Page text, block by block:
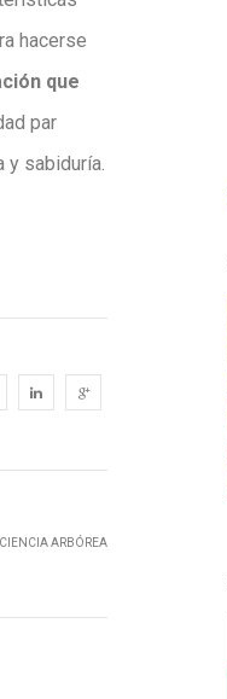
hacerse
que
par
y sabiduría.
ARBÓREA